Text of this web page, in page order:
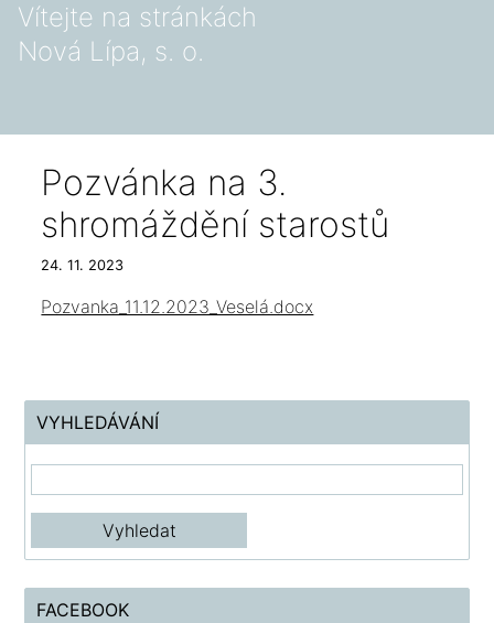
Vítejte na stránkách
Nová Lípa, s. o.
Pozvánka na 3.
shromáždění starostů
24. 11. 2023
Pozvanka_11.12.2023_Veselá.docx
VYHLEDÁVÁNÍ
FACEBOOK